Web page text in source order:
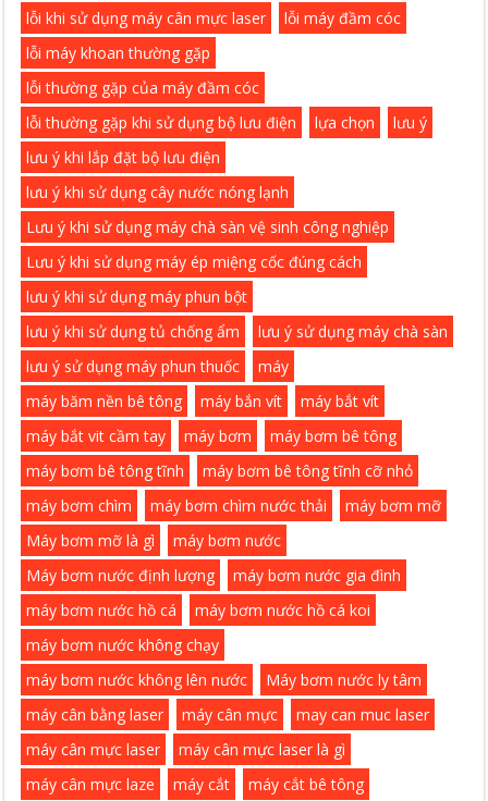
lỗi khi sử dụng máy cân mực laser
lỗi máy đầm cóc
lỗi máy khoan thường gặp
lỗi thường gặp của máy đầm cóc
lỗi thường gặp khi sử dụng bộ lưu điện
lựa chọn
lưu ý
lưu ý khi lắp đặt bộ lưu điện
lưu ý khi sử dụng cây nước nóng lạnh
Lưu ý khi sử dụng máy chà sàn vệ sinh công nghiệp
Lưu ý khi sử dụng máy ép miệng cốc đúng cách
lưu ý khi sử dụng máy phun bột
lưu ý khi sử dụng tủ chống ẩm
lưu ý sử dụng máy chà sàn
lưu ý sử dụng máy phun thuốc
máy
máy băm nền bê tông
máy bắn vít
máy bắt vít
máy bắt vit cầm tay
máy bơm
máy bơm bê tông
máy bơm bê tông tĩnh
máy bơm bê tông tĩnh cỡ nhỏ
máy bơm chìm
máy bơm chìm nước thải
máy bơm mỡ
Máy bơm mỡ là gì
máy bơm nước
Máy bơm nước định lượng
máy bơm nước gia đình
máy bơm nước hồ cá
máy bơm nước hồ cá koi
máy bơm nước không chạy
máy bơm nước không lên nước
Máy bơm nước ly tâm
máy cân bằng laser
máy cân mực
may can muc laser
máy cân mực laser
máy cân mực laser là gì
máy cân mực laze
máy cắt máy cắt bê tông